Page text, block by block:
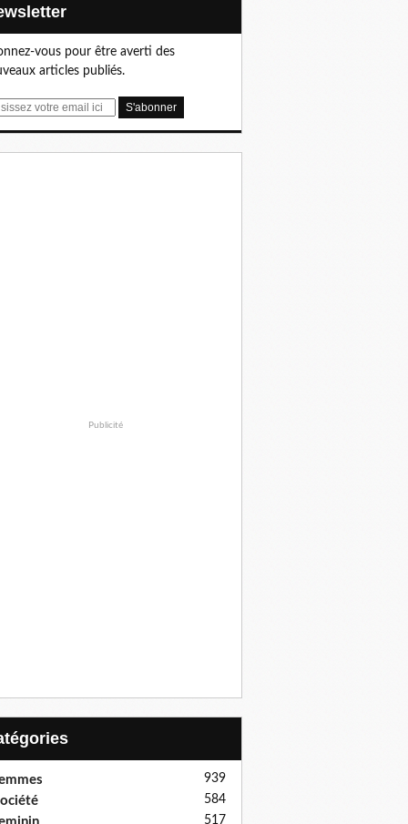
vous pour être averti des
articles publiés.
Publicité
939
584
517